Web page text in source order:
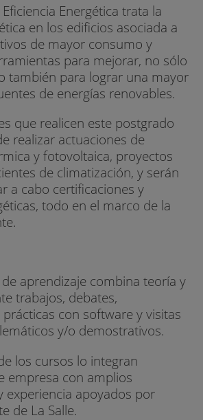
Energética trata la
en los edificios asociada a
de mayor consumo y
para mejorar, no sólo
también para lograr una mayor
de energías renovables.
que realicen este postgrado
realizar actuaciones de
y fotovoltaica, proyectos
de climatización, y serán
a cabo certificaciones y
todo en el marco de la
aprendizaje combina teoría y
trabajos, debates,
con software y visitas
y/o demostrativos.
los cursos lo integran
empresa con amplios
experiencia apoyados por
de La Salle.